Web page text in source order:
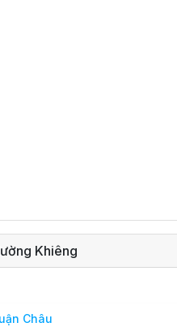
Khiêng
Châu